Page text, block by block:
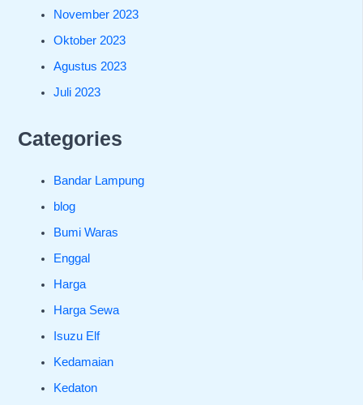
November 2023
Oktober 2023
Agustus 2023
Juli 2023
Categories
Bandar Lampung
blog
Bumi Waras
Enggal
Harga
Harga Sewa
Isuzu Elf
Kedamaian
Kedaton